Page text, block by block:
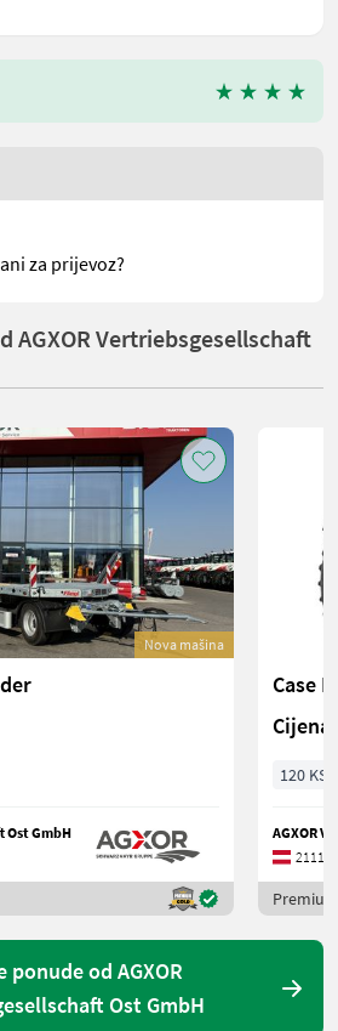
za prijevoz?
AGXOR Vertriebsgesellschaft
Nova mašina
Ost GmbH
Case
120 KS/
AGXOR
2111
ponude od AGXOR
Ost GmbH